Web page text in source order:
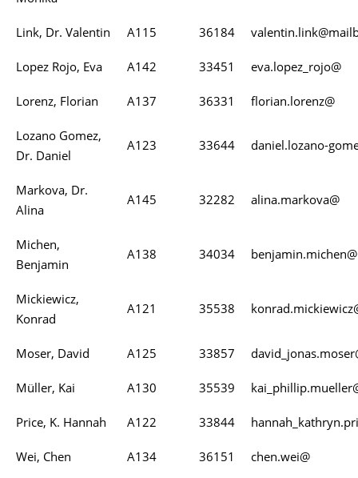
Link, Dr. Valentin A115 36184
Lopez Rojo, Eva A142 33451 eva.lopez_rojo@
Lorenz, Florian A137 36331 florian.lorenz@
Lozano Gomez,
Dr. Daniel
A123 33644 daniel.lozano-
Markova, Dr.
Alina
A145 32282 alina.markova@
Michen,
Benjamin
A138 34034 benjamin.michen@
Mickiewicz,
Konrad
A121 35538
Moser, David A125 33857
Müller, Kai A130 35539
Price, K. Hannah A122 33844
Wei, Chen A134 36151 chen.wei@